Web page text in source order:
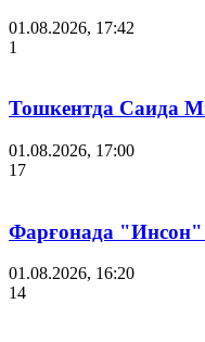
01.08.2026, 17:42
1
Тошкентда Саида
01.08.2026, 17:00
17
Фарғонада "Инсон"
01.08.2026, 16:20
14